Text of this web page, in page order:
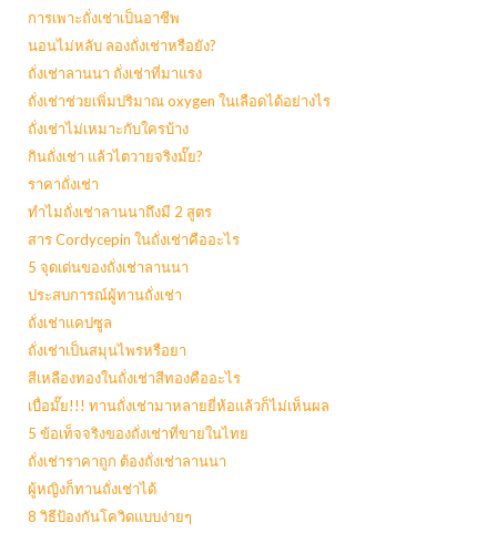
การเพาะถั่งเช่าเป็นอาชีพ
นอนไม่หลับ ลองถั่งเช่าหรือยัง?
ถั่งเช่าลานนา ถั่งเช่าที่มาแรง
ถั่งเช่าช่วยเพิ่มปริมาณ oxygen ในเลือดได้อย่างไร
ถั่งเช่าไม่เหมาะกับใครบ้าง
กินถั่งเช่า แล้วไตวายจริงมั๊ย?
ราคาถั่งเช่า
ทำไมถั่งเช่าลานนาถึงมี 2 สูตร
สาร Cordycepin ในถั่งเช่าคืออะไร
5 จุดเด่นของถั่งเช่าลานนา
ประสบการณ์ผู้ทานถั่งเช่า
ถั่งเช่าแคปซูล
ถั่งเช่าเป็นสมุนไพรหรือยา
สีเหลืองทองในถั่งเช่าสีทองคืออะไร
เบื่อมั๊ย!!! ทานถั่งเช่ามาหลายยี่ห้อแล้วก็ไม่เห็นผล
5 ข้อเท็จจริงของถั่งเช่าที่ขายในไทย
ถั่งเช่าราคาถูก ต้องถั่งเช่าลานนา
ผู้หญิงก็ทานถั่งเช่าได้
8 วิธีป้องกันโควิดแบบง่ายๆ